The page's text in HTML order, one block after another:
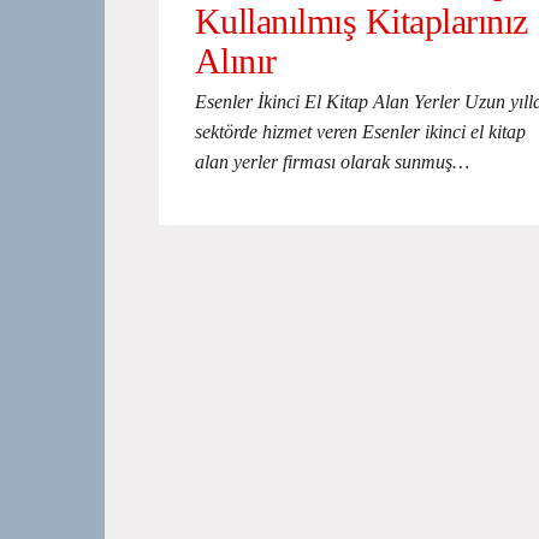
Kullanılmış Kitaplarınız
Alınır
Esenler İkinci El Kitap Alan Yerler Uzun
sektörde hizmet veren Esenler ikinci el kitap
alan yerler firması olarak sunmuş…